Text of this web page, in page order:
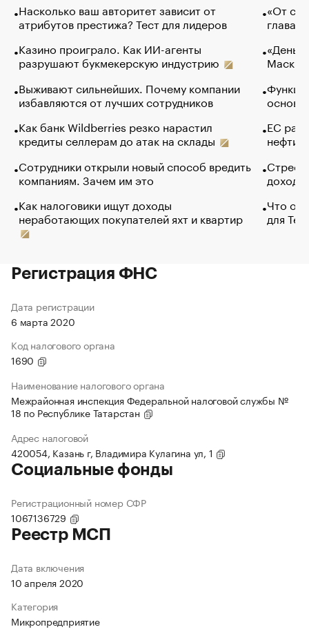
Насколько ваш авторитет зависит от
атрибутов престижа? Тест для лидеров
Казино проиграло. Как ИИ-агенты
разрушают букмекерскую индустрию
Выживают сильнейших. Почему компании
избавляются от лучших сотрудников
Как банк Wildberries резко нарастил
кредиты селлерам до атак на склады
Сотрудники открыли новый способ вредить
компаниям. Зачем им это
Как налоговики ищут доходы
неработающих покупателей яхт и квартир
«От
глава
Маск в
основ
ЕС
нефти
Что
для
Регистрация ФНС
Дата регистрации
6 марта 2020
Код налогового органа
1690
Наименование налогового органа
Межрайонная инспекция Федеральной налоговой службы №
18 по Республике Татарстан
Адрес налоговой
420054, Казань г, Владимира Кулагина ул, 1
Социальные фонды
Регистрационный номер СФР
1067136729
Реестр МСП
Дата включения
10 апреля 2020
Категория
Микропредприятие